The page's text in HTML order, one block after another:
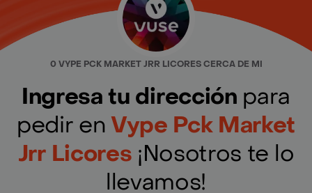
0 VYPE PCK MARKET JRR LICORES CERCA DE MI
Ingresa tu dirección para
pedir enVype Pck Market
Jrr Licores ¡Nosotros te lo
llevamos!